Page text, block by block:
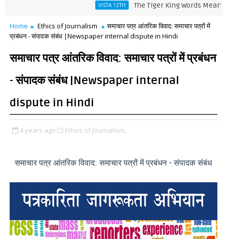
The Tiger King Words Meaning and
Home Ethics of Journalism
समाचार पत्र आंतरिक विवाद: समाचार पत्रों में
प्रबंधन - संपादक संबंध |Newspaper internal dispute in Hindi
समाचार पत्र आंतरिक विवाद: समाचार पत्रों में प्रबंधन
- संपादक संबंध |Newspaper internal
dispute in Hindi
4 years ago Ethics of Journalism,
समाचार पत्र आंतरिक विवाद: समाचार पत्रों में प्रबंधन - संपादक संबंध